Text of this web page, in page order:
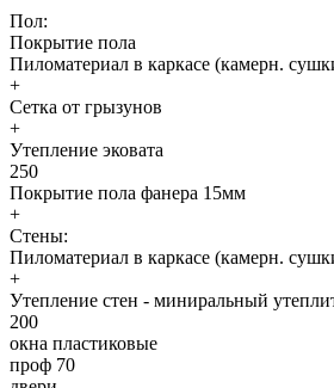
Пол:
Покрытие пола
Пиломатериал в каркасе (камерн.
+
Сетка от грызунов
+
Утепление эковата
250
Покрытие пола фанера 15мм
+
Стены:
Пиломатериал в каркасе (камерн.
+
Утепление стен - миниральный
200
окна пластиковые
проф 70